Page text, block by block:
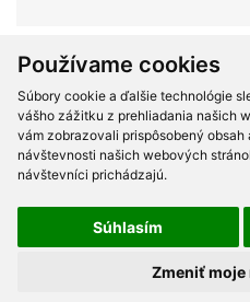
Používame cookies
Súbory cookie a ďalšie technológie
vášho zážitku z prehliadania našich
vám zobrazovali prispôsobený
návštevnosti našich webových
návštevníci prichádzajú.
Súhlasím
Zmeniť moje